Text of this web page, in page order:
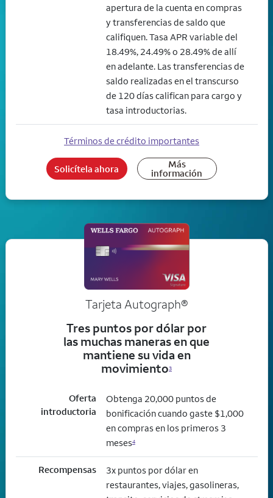
apertura de la cuenta en compras
y transferencias de saldo que
califiquen. Tasa APR variable del
18.49%, 24.49% o 28.49% de allí
en adelante. Las transferencias de
saldo realizadas en el transcurso
de 120 días califican para cargo y
tasa introductorias.
Términos de crédito importantes
Solicítela ahora Más
información
Tarjeta Autograph®
Tres puntos por dólar por
las muchas maneras en que
mantiene su vida en
movimiento3
Oferta
introductoria
Obtenga 20,000 puntos de
bonificación cuando gaste $1,000
en compras en los primeros 3
meses4
Recompensas
3x puntos por dólar en
restaurantes, viajes, gasolineras,